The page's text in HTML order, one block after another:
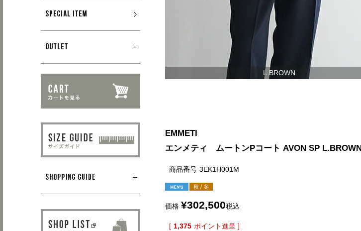
L.BROWN
EMMETI
エンメティ ムートンPコート AVON SP L.BROWN
商品番号 3EK1H001M
価格 ¥302,500税込
[ 1,375 ポイント進呈 ]